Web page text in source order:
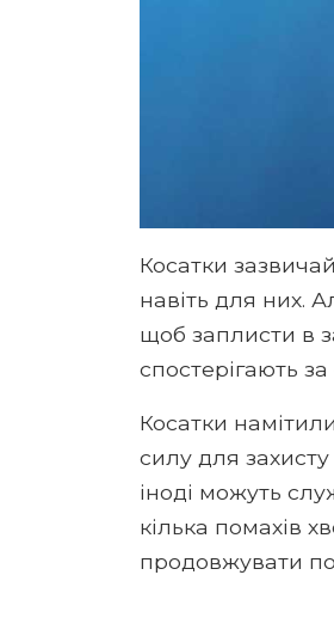
Косатки
навіть для них.
щоб заплисти в
спостерігають
Косатки
силу для захисту
іноді можуть
кілька помахів
продовжувати